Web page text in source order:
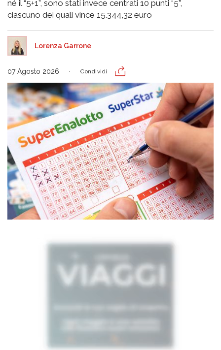
né il “5+1”, sono stati invece centrati 10 punti “5”,
ciascuno dei quali vince 15.344,32 euro
Lorenza Garrone
07 Agosto 2026 Condividi